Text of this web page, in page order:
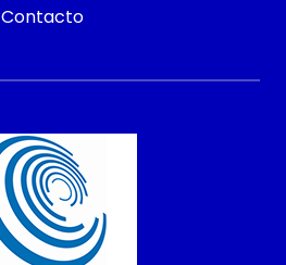
Contacto